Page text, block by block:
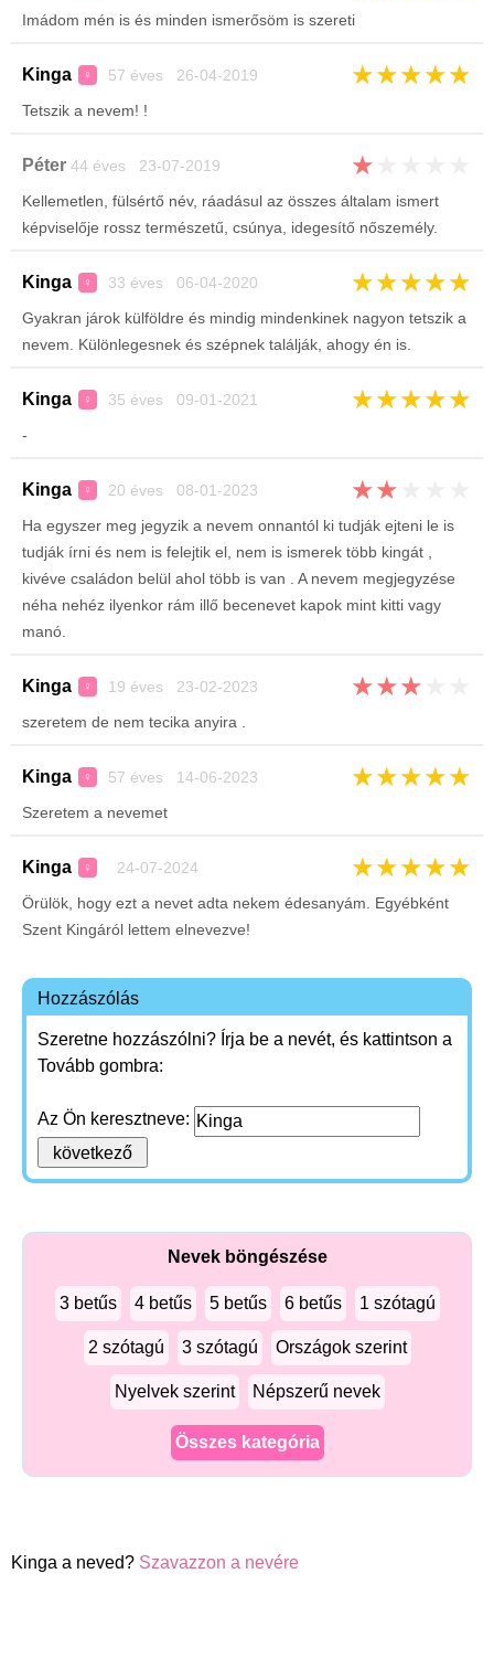
Imádom mén is és minden ismerősöm is szereti
Kinga ♀ 57 éves 26-04-2019 ★★★★★
Tetszik a nevem! !
Péter 44 éves 23-07-2019 ★
Kellemetlen, fülsértő név, ráadásul az összes általam ismert
képviselője rossz természetű, csúnya, idegesítő nőszemély.
Kinga ♀ 33 éves 06-04-2020 ★★★★★
Gyakran járok külföldre és mindig mindenkinek nagyon tetszik a
nevem. Különlegesnek és szépnek találják, ahogy én is.
Kinga ♀ 35 éves 09-01-2021 ★★★★★
-
Kinga ♀ 20 éves 08-01-2023 ★★
Ha egyszer meg jegyzik a nevem onnantól ki tudják ejteni le is
tudják írni és nem is felejtik el, nem is ismerek több kingát ,
kivéve családon belül ahol több is van . A nevem megjegyzése
néha nehéz ilyenkor rám illő becenevet kapok mint kitti vagy
manó.
Kinga ♀ 19 éves 23-02-2023 ★★★
szeretem de nem tecika anyira .
Kinga ♀ 57 éves 14-06-2023 ★★★★★
Szeretem a nevemet
Kinga ♀ 24-07-2024 ★★★★★
Örülök, hogy ezt a nevet adta nekem édesanyám. Egyébként
Szent Kingáról lettem elnevezve!
Hozzászólás
Szeretne hozzászólni? Írja be a nevét, és kattintson a
Tovább gombra:
Az Ön keresztneve:
Nevek böngészése
3 betűs 4 betűs 5 betűs 6 betűs 1 szótagú
2 szótagú 3 szótagú Országok szerint
Nyelvek szerint Népszerű nevek
Összes kategória
Kinga a neved? Szavazzon a nevére